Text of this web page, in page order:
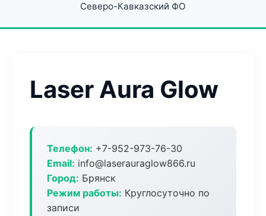
Северо-Кавказский ФО
Laser Aura Glow
Телефон: +7-952-973-76-30
Email: info@laserauraglow866.ru
Город: Брянск
Режим работы: Круглосуточно по
записи